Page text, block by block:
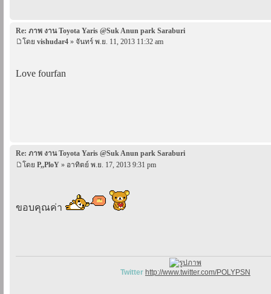
Re: ภาพ งาน Toyota Yaris @Suk Anun park Saraburi
โดย vishudar4 » จันทร์ พ.ย. 11, 2013 11:32 am
Love fourfan
Re: ภาพ งาน Toyota Yaris @Suk Anun park Saraburi
โดย P,,PloY » อาทิตย์ พ.ย. 17, 2013 9:31 pm
ขอบคุณค่า
Twitter http://www.twitter.com/POLYPSN